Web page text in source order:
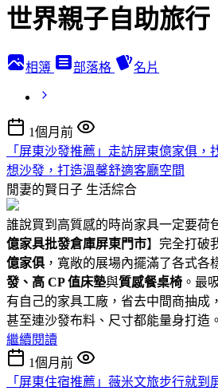
世界親子自助旅行
相簿 部落格 名片
1個月前
「屏東沙發推薦」走訪屏東億家俱，
想沙發，打造溫馨舒適客廳空間
閒妻的賢日子 生活綜合
誰說買到高質感的時尚家具一定要荷
億家具批發倉庫屏東門市】完全打破
億家俱 ，寬敞的展場內擺滿了各式各
發、高 CP 值床墊與質感餐桌椅 。最
有自己的家具工廠，省去中間商抽成
甚至連沙發布料、尺寸都能量身打造。
繼續閱讀
1個月前
「屏東住宿推薦」薇米文旅步行就到